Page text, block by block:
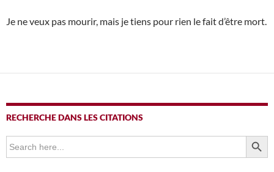
Je ne veux pas mourir, mais je tiens pour rien le fait d’être mort.
RECHERCHE DANS LES CITATIONS
Search
for:
SEARCH